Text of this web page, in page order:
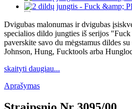
Dvigubas malonumas ir dvigubas
specialios dildo jungties iš serijos
paverskite savo du mėgstamus dildes
Johnson, Hung, Fucktools arba
skaityti daugiau...
Aprašymas